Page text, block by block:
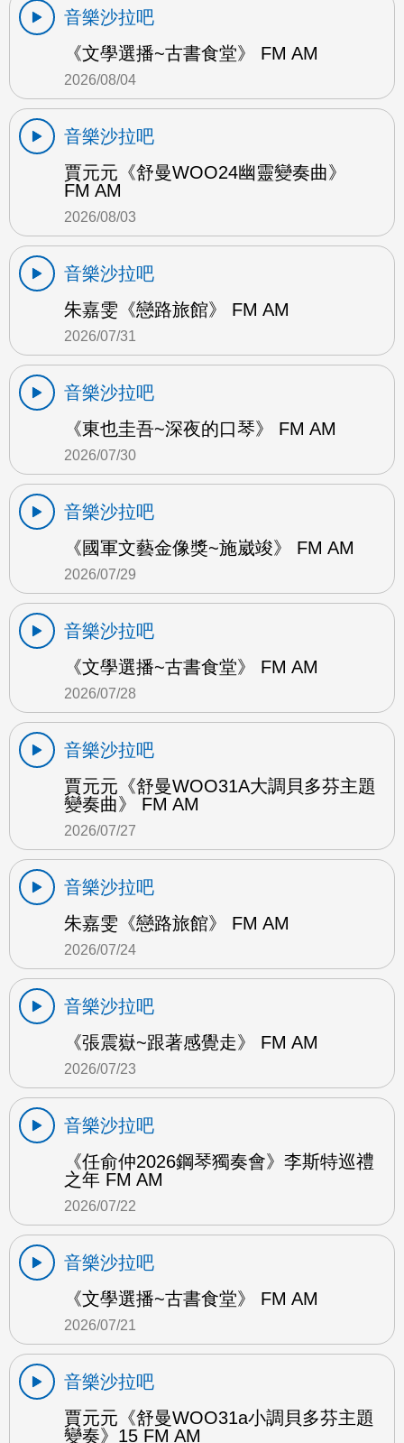
音樂沙拉吧
《文學選播~古書食堂》 FM AM
2026/08/04
音樂沙拉吧
賈元元《舒曼WOO24幽靈變奏曲》
FM AM
2026/08/03
音樂沙拉吧
朱嘉雯《戀路旅館》 FM AM
2026/07/31
音樂沙拉吧
《東也圭吾~深夜的口琴》 FM AM
2026/07/30
音樂沙拉吧
《國軍文藝金像獎~施崴竣》 FM AM
2026/07/29
音樂沙拉吧
《文學選播~古書食堂》 FM AM
2026/07/28
音樂沙拉吧
賈元元《舒曼WOO31A大調貝多芬主題
變奏曲》 FM AM
2026/07/27
音樂沙拉吧
朱嘉雯《戀路旅館》 FM AM
2026/07/24
音樂沙拉吧
《張震嶽~跟著感覺走》 FM AM
2026/07/23
音樂沙拉吧
《任俞仲2026鋼琴獨奏會》李斯特巡禮
之年 FM AM
2026/07/22
音樂沙拉吧
《文學選播~古書食堂》 FM AM
2026/07/21
音樂沙拉吧
賈元元《舒曼WOO31a小調貝多芬主題
變奏》15 FM AM